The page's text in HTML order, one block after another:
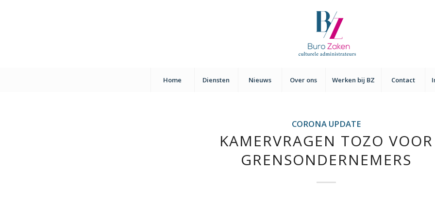
Home Diensten Nieuws Over ons Werken bij BZ Contact
CORONA UPDATE
KAMERVRAGEN TOZO VOOR
GRENSONDERNEMERS